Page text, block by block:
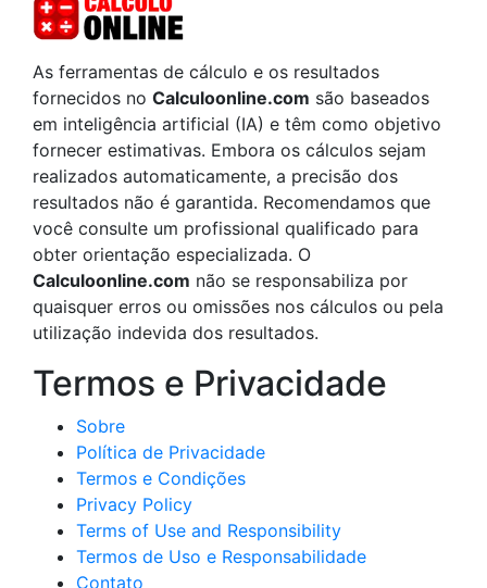
As ferramentas de cálculo e os resultados
fornecidos no Calculoonline.com são baseados
em inteligência artificial (IA) e têm como objetivo
fornecer estimativas. Embora os cálculos sejam
realizados automaticamente, a precisão dos
resultados não é garantida. Recomendamos que
você consulte um profissional qualificado para
obter orientação especializada. O
Calculoonline.com não se responsabiliza por
quaisquer erros ou omissões nos cálculos ou pela
utilização indevida dos resultados.
Termos e Privacidade
Sobre
Política de Privacidade
Termos e Condições
Privacy Policy
Terms of Use and Responsibility
Termos de Uso e Responsabilidade
Contato